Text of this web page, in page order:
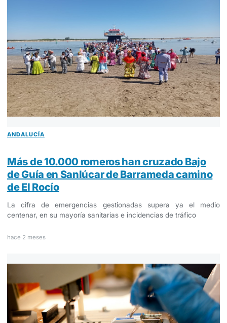
ANDALUCÍA
Más de 10.000 romeros han cruzado Bajo
de Guía en Sanlúcar de Barrameda camino
de El Rocío
La cifra de emergencias gestionadas supera ya el medio
centenar, en su mayoría sanitarias e incidencias de tráfico
hace 2 meses